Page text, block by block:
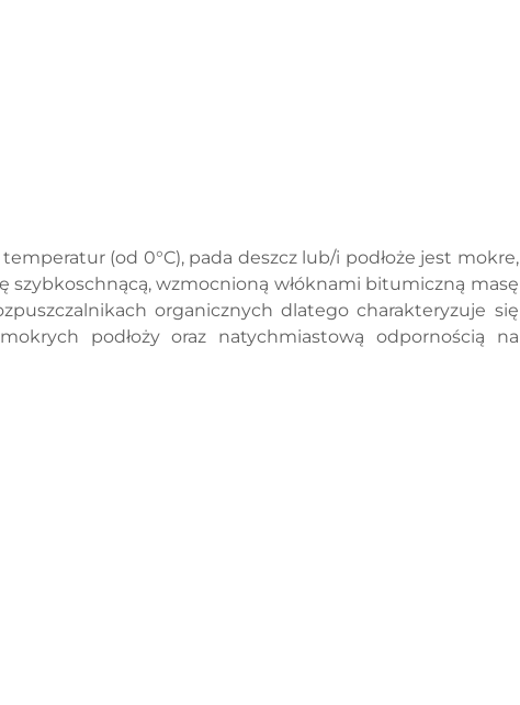
(od 0°C), pada deszcz lub/i podłoże jest mokre,
wzmocnioną włóknami bitumiczną masę
organicznych dlatego charakteryzuje się
podłoży oraz natychmiastową odpornością na